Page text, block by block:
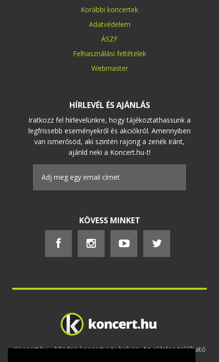
Korábbi koncertek
Adatvédelem
ÁSZF
Felhasználási feltételek
Webmaster
HÍRLEVÉL ÉS AJÁNLÁS
Iratkozz fel hírlevelünkre, hogy tájékoztathassunk a
legfrissebb eseményekről és akciókról. Amennyiben
van ismerősöd, aki szintén rajong a zenék iránt,
ajánld neki a Koncert.hu-t!
KÖVESS MINKET
Koncert.hu - Minden koncert egy helyen. Az oldalon található